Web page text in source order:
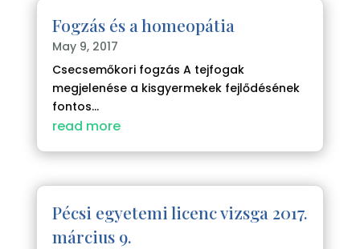
Fogzás és a homeopátia
May 9, 2017
Csecsemőkori fogzás A tejfogak
megjelenése a kisgyermekek fejlődésének
fontos...
read more
Pécsi egyetemi licenc vizsga 2017.
március 9.